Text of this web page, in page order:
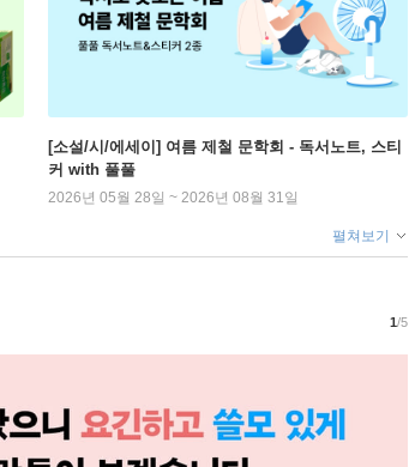
[소설/시/에세이] 여름 제철 문학회 - 독서노트, 스티
커 with 풀풀
2026년 05월 28일 ~ 2026년 08월 31일
펼쳐보기
1/5